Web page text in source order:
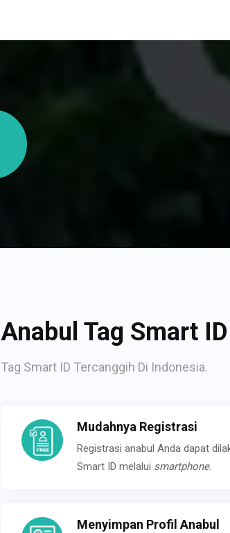
Anabul Tag Smart ID
Tag Smart ID Tercanggih Di Indonesia.
Mudahnya Registrasi
Registrasi anabul Anda dapat
Smart ID melalui smartphone.
Menyimpan Profil Anabul